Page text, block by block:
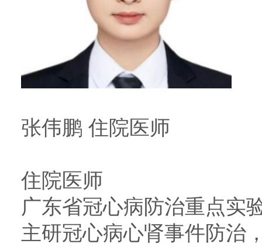
张伟鹏 住院医师
住院医师
广东省冠心病防治重点实
主研冠心病心肾事件防治